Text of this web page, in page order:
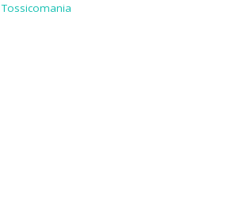
Tossicomania